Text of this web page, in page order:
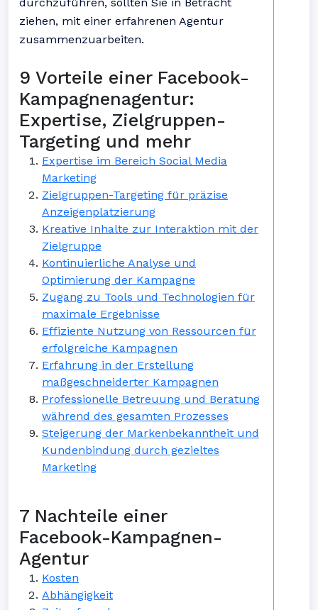
ziehen, mit einer erfahrenen Agentur
zusammenzuarbeiten.
9 Vorteile einer Facebook-
Kampagnenagentur:
Expertise, Zielgruppen-
Targeting und mehr
Expertise im Bereich Social Media
Marketing
Zielgruppen-Targeting für präzise
Anzeigenplatzierung
Kreative Inhalte zur Interaktion mit der
Zielgruppe
Kontinuierliche Analyse und
Optimierung der Kampagne
Zugang zu Tools und Technologien für
maximale Ergebnisse
Effiziente Nutzung von Ressourcen für
erfolgreiche Kampagnen
Erfahrung in der Erstellung
maßgeschneiderter Kampagnen
Professionelle Betreuung und Beratung
während des gesamten Prozesses
Steigerung der Markenbekanntheit und
Kundenbindung durch gezieltes
Marketing
7 Nachteile einer
Facebook-Kampagnen-
Agentur
Kosten
Abhängigkeit